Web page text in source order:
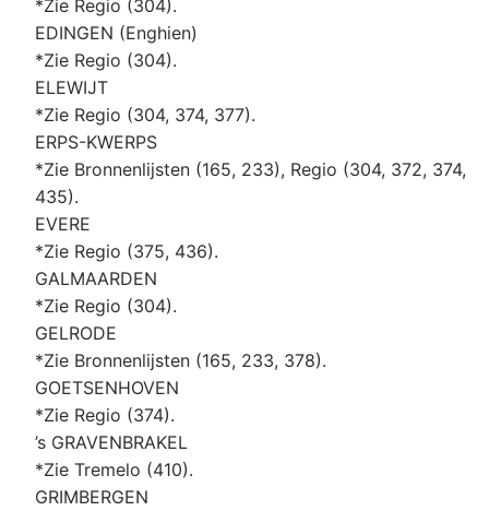
*Zie Regio (304).
EDINGEN (Enghien)
*Zie Regio (304).
ELEWIJT
*Zie Regio (304, 374, 377).
ERPS-KWERPS
*Zie Bronnenlijsten (165, 233), Regio (304, 372, 374,
435).
EVERE
*Zie Regio (375, 436).
GALMAARDEN
*Zie Regio (304).
GELRODE
*Zie Bronnenlijsten (165, 233, 378).
GOETSENHOVEN
*Zie Regio (374).
’s GRAVENBRAKEL
*Zie Tremelo (410).
GRIMBERGEN